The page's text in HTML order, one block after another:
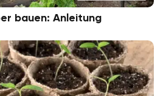
bauen: Anleitung